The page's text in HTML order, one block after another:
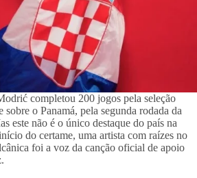
completou 200 jogos pela seleção
o Panamá, pela segunda rodada da
este não é o único destaque do país na
do certame, uma artista com raízes no
foi a voz da canção oficial de apoio